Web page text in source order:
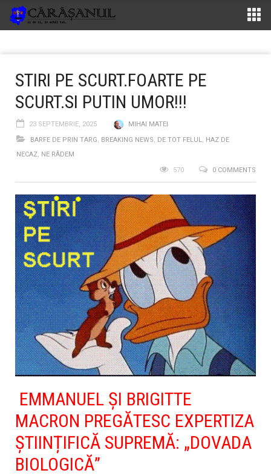
STIRI PE SCURT.FOARTE PE
SCURT.SI PUTIN UMOR!!!
23 SEPTEMBRIE, 2025
MIHAI MATEI
BARFE DE PRIN TARG, BREAKING NEWS, DE TOT FELUL, HAZ DE
NECAZ, NE RÂDEM
0 COMMENTS
570
EMMANUEL ȘI BRIGITTE
MACRON PREGĂTESC EXPERTIZA
ȘTIINȚIFICĂ SUPREMĂ: „DOVADA
BIOLOGICĂ”